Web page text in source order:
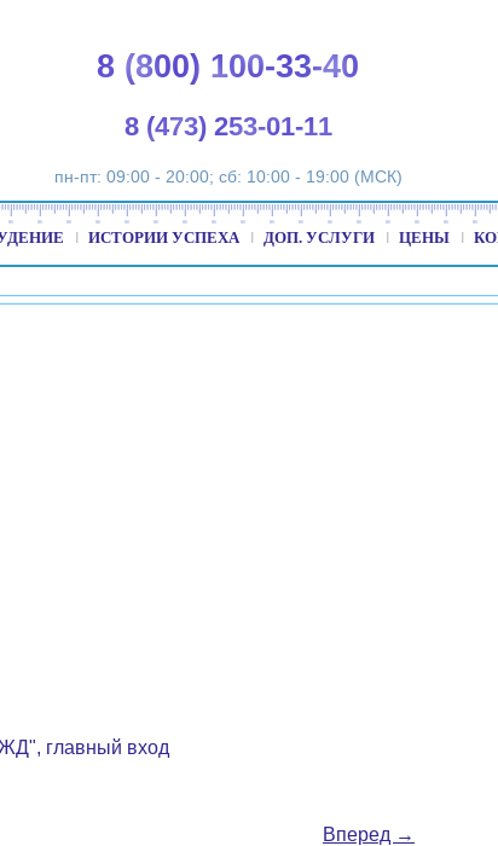
8 (800) 100-33-40
8 (473) 253-01-11
пн-пт: 09:00 - 20:00; сб: 10:00 - 19:00 (МСК)
ИСТОРИИ УСПЕХА ДОП. УСЛУГИ ЦЕНЫ
главный вход
Вперед →